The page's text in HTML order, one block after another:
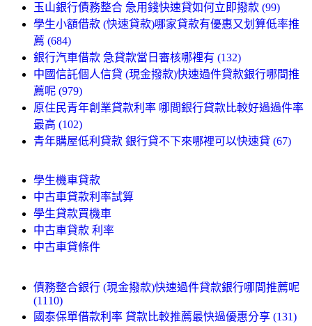
玉山銀行債務整合 急用錢快速貸如何立即撥款 (99)
學生小額借款 (快速貸款)哪家貸款有優惠又划算低率推
薦 (684)
銀行汽車借款 急貸款當日審核哪裡有 (132)
中國信託個人信貸 (現金撥款)快速過件貸款銀行哪間推
薦呢 (979)
原住民青年創業貸款利率 哪間銀行貸款比較好過過件率
最高 (102)
青年購屋低利貸款 銀行貸不下來哪裡可以快速貸 (67)
學生機車貸款
中古車貸款利率試算
學生貸款買機車
中古車貸款 利率
中古車貸條件
債務整合銀行 (現金撥款)快速過件貸款銀行哪間推薦呢
(1110)
國泰保單借款利率 貸款比較推薦最快過優惠分享 (131)